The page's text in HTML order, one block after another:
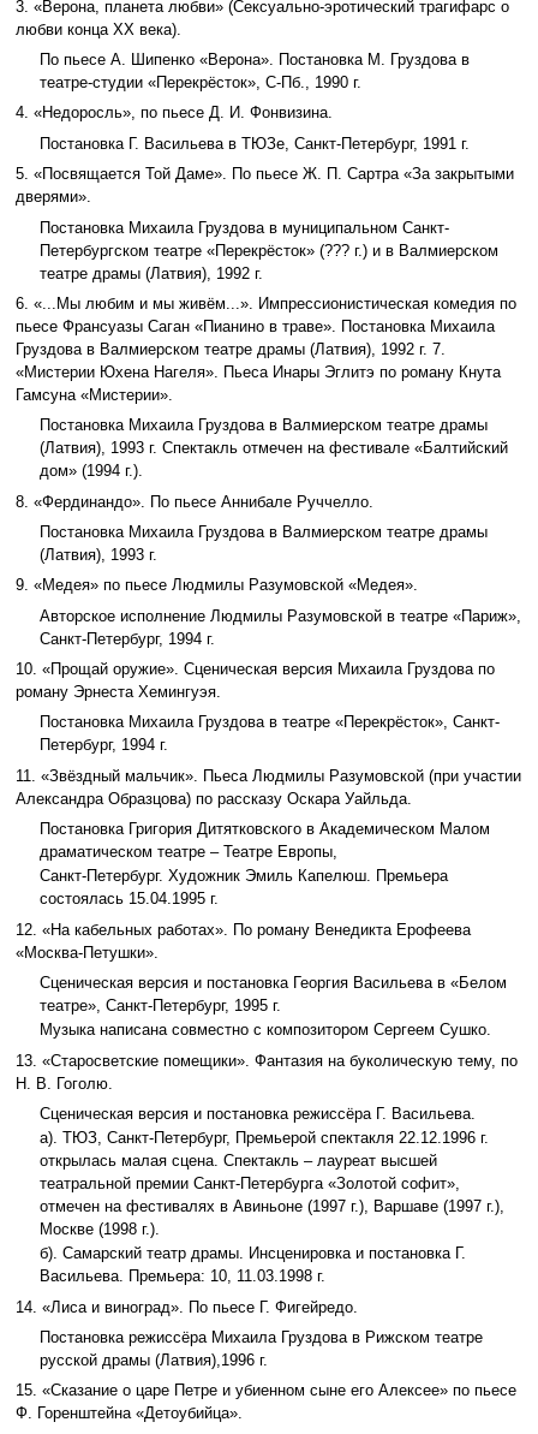
3. «Верона, планета любви» (Сексуально-эротический трагифарс о
любви конца ХХ века).
По пьесе А. Шипенко «Верона». Постановка М. Груздова в
театре-студии «Перекрёсток», С-Пб., 1990 г.
4. «Недоросль», по пьесе Д. И. Фонвизина.
Постановка Г. Васильева в ТЮЗе, Санкт-Петербург, 1991 г.
5. «Посвящается Той Даме». По пьесе Ж. П. Сартра «За закрытыми
дверями».
Постановка Михаила Груздова в муниципальном Санкт-
Петербургском театре «Перекрёсток» (??? г.) и в Валмиерском
театре драмы (Латвия), 1992 г.
6. «...Мы любим и мы живём...». Импрессионистическая комедия по
пьесе Франсуазы Саган «Пианино в траве». Постановка Михаила
Груздова в Валмиерском театре драмы (Латвия), 1992 г. 7.
«Мистерии Юхена Нагеля». Пьеса Инары Эглитэ по роману Кнута
Гамсуна «Мистерии».
Постановка Михаила Груздова в Валмиерском театре драмы
(Латвия), 1993 г. Спектакль отмечен на фестивале «Балтийский
дом» (1994 г.).
8. «Фердинандо». По пьесе Аннибале Руччелло.
Постановка Михаила Груздова в Валмиерском театре драмы
(Латвия), 1993 г.
9. «Медея» по пьесе Людмилы Разумовской «Медея».
Авторское исполнение Людмилы Разумовской в театре «Париж»,
Санкт-Петербург, 1994 г.
10. «Прощай оружие». Сценическая версия Михаила Груздова по
роману Эрнеста Хемингуэя.
Постановка Михаила Груздова в театре «Перекрёсток», Санкт-
Петербург, 1994 г.
11. «Звёздный мальчик». Пьеса Людмилы Разумовской (при участии
Александра Образцова) по рассказу Оскара Уайльда.
Постановка Григория Дитятковского в Академическом Малом
драматическом театре – Театре Европы,
Санкт-Петербург. Художник Эмиль Капелюш. Премьера
состоялась 15.04.1995 г.
12. «На кабельных работах». По роману Венедикта Ерофеева
«Москва-Петушки».
Сценическая версия и постановка Георгия Васильева в «Белом
театре», Санкт-Петербург, 1995 г.
Музыка написана совместно с композитором Сергеем Сушко.
13. «Старосветские помещики». Фантазия на буколическую тему, по
Н. В. Гоголю.
Сценическая версия и постановка режиссёра Г. Васильева.
а). ТЮЗ, Санкт-Петербург, Премьерой спектакля 22.12.1996 г.
открылась малая сцена. Спектакль – лауреат высшей
театральной премии Санкт-Петербурга «Золотой софит»,
отмечен на фестивалях в Авиньоне (1997 г.), Варшаве (1997 г.),
Москве (1998 г.).
б). Самарский театр драмы. Инсценировка и постановка Г.
Васильева. Премьера: 10, 11.03.1998 г.
14. «Лиса и виноград». По пьесе Г. Фигейредо.
Постановка режиссёра Михаила Груздова в Рижском театре
русской драмы (Латвия),1996 г.
15. «Сказание о царе Петре и убиенном сыне его Алексее» по пьесе
Ф. Горенштейна «Детоубийца».